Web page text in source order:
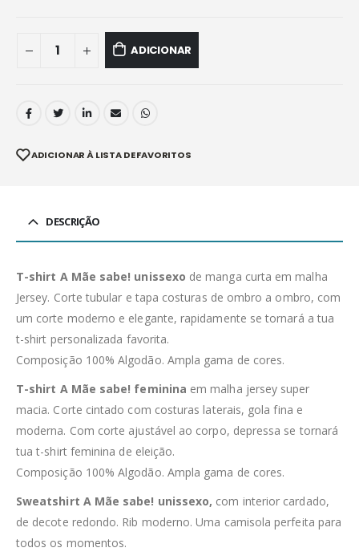
ADICIONAR
ADICIONAR À LISTA DE FAVORITOS
DESCRIÇÃO
T-shirt A Mãe sabe! unissexo de manga curta em malha
Jersey. Corte tubular e tapa costuras de ombro a ombro, com
um corte moderno e elegante, rapidamente se tornará a tua
t-shirt personalizada favorita.
Composição 100% Algodão. Ampla gama de cores.
T-shirt A Mãe sabe! feminina em malha jersey super
macia. Corte cintado com costuras laterais, gola fina e
moderna. Com corte ajustável ao corpo, depressa se tornará
tua t-shirt feminina de eleição.
Composição 100% Algodão. Ampla gama de cores.
Sweatshirt A Mãe sabe! unissexo, com interior cardado,
de decote redondo. Rib moderno. Uma camisola perfeita para
todos os momentos.